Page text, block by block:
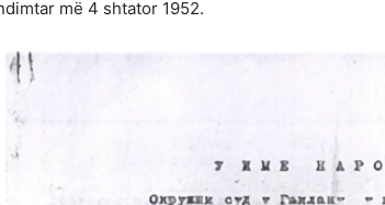
më 4 shtator 1952.